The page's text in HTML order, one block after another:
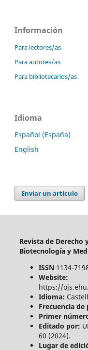
Información
Para lectores/as
Para autores/as
Para bibliotecarios/as
Idioma
Español (España)
English
Enviar un artículo
Revista de Derecho
Biotecnología y
ISSN1134-
Website:
https://
Idioma:
Frecuencia
Primer
Editado por:
60 (2024).
Lugar de